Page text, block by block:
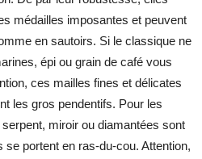
médailles imposantes et peuvent
en sautoirs. Si le classique ne
épi ou grain de café vous
ces mailles fines et délicates
les gros pendentifs. Pour les
miroir ou diamantées sont
se portent en ras-du-cou. Attention,